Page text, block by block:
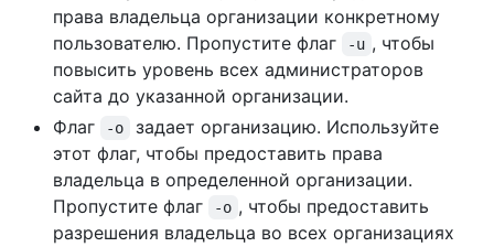
права владельца организации конкретному
пользователю. Пропустите флаг
-u , чтобы
повысить уровень всех администраторов
сайта до указанной организации.
Флаг
-o
задает организацию. Используйте
этот флаг, чтобы предоставить права
владельца в определенной организации.
Пропустите флаг
-o , чтобы предоставить
разрешения владельца во всех организациях